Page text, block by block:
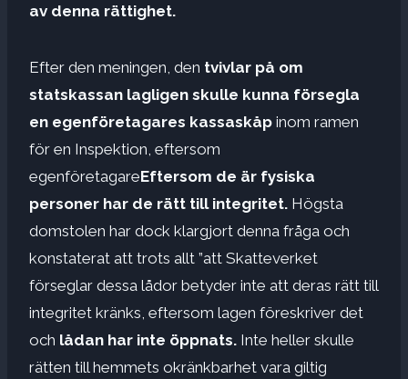
av denna rättighet.
Efter den meningen, den tvivlar på om
statskassan lagligen skulle kunna försegla
en egenföretagares kassaskåp inom ramen
för en Inspektion, eftersom
egenföretagareEftersom de är fysiska
personer har de rätt till integritet. Högsta
domstolen har dock klargjort denna fråga och
konstaterat att trots allt ”att Skatteverket
förseglar dessa lådor betyder inte att deras rätt till
integritet kränks, eftersom lagen föreskriver det
och lådan har inte öppnats. Inte heller skulle
rätten till hemmets okränkbarhet vara giltig